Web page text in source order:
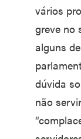
vários
greve no
alguns
dúvida
não